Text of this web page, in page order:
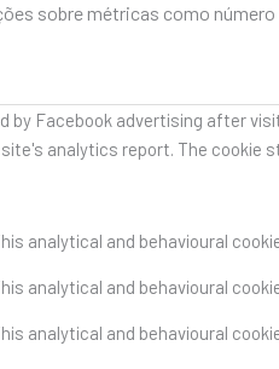
sobre métricas como
by Facebook advertising after
analytics report. The cookie
analytical and behavioural
analytical and behavioural
analytical and behavioural